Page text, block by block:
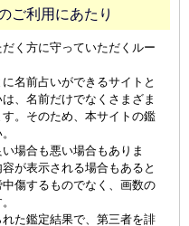
ご利用にあたり
く方に守っていただくルー
名前占いができるサイトと
、名前だけでなくさまざま
。そのため、本サイトの鑑
場合も悪い場合もありま
が表示される場合もあると
傷するものでなく、画数の
た鑑定結果で、第三者を誹